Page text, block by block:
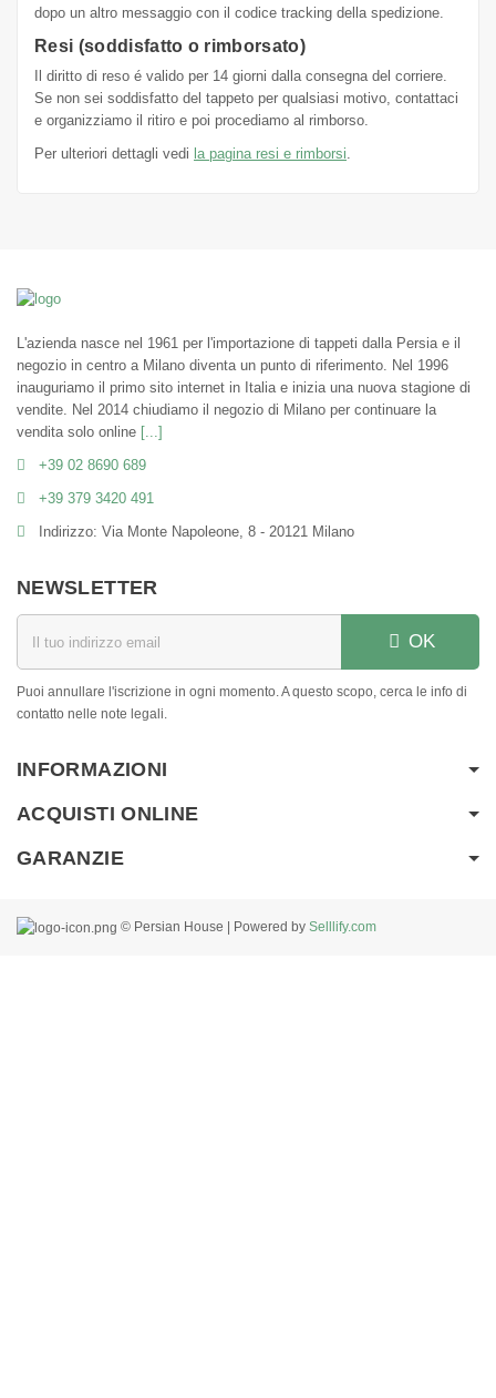
dopo un altro messaggio con il codice tracking della spedizione.
Resi (soddisfatto o rimborsato)
Il diritto di reso é valido per 14 giorni dalla consegna del corriere.
Se non sei soddisfatto del tappeto per qualsiasi motivo, contattaci
e organizziamo il ritiro e poi procediamo al rimborso.
Per ulteriori dettagli vedi la pagina resi e rimborsi
L'azienda nasce nel 1961 per l'importazione di tappeti dalla Persia e il
negozio in centro a Milano diventa un punto di riferimento. Nel 1996
inauguriamo il primo sito internet in Italia e inizia una nuova stagione di
vendite. Nel 2014 chiudiamo il negozio di Milano per continuare la
vendita solo online [...]
+39 02 8690 689
+39 379 3420 491
Indirizzo: Via Monte Napoleone, 8 - 20121 Milano
NEWSLETTER
OK
Puoi annullare l'iscrizione in ogni momento. A questo scopo, cerca le info di
contatto nelle note legali.
INFORMAZIONI
ACQUISTI ONLINE
GARANZIE
© Persian House | Powered by Selllify.com